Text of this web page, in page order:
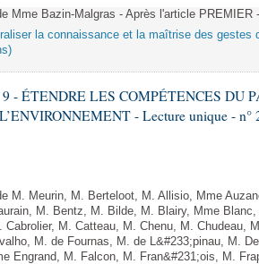
orales
débats
Mme Bazin-Malgras - Après l'article PREMIER
la connaissance et la maîtrise des gestes
9 - ÉTENDRE LES COMPÉTENCES DU
- Lecture unique - n°
M. Meurin, M. Berteloot, M. Allisio, Mme
M. Bentz, M. Bilde, M. Blairy, Mme
Cabrolier, M. Catteau, M. Chenu, M. Chudeau,
M. de Fournas, M. de L&#233;pinau, M.
Engrand, M. Falcon, M. Fran&#231;ois, M.